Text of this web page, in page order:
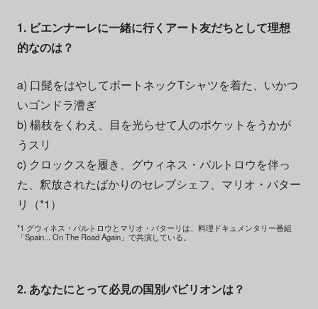
1. ビエンナーレに一緒に行くアート友だちとして理想
的なのは？
a) 口髭をはやしてボートネックTシャツを着た、いかつ
いゴンドラ漕ぎ
b) 楊枝をくわえ、目を光らせて人のポケットをうかが
うスリ
c) クロックスを履き、グウィネス・パルトロウを伴っ
た、釈放されたばかりのセレブシェフ、マリオ・バター
リ（*1）
*1 グウィネス・パルトロウとマリオ・バターリは、料理ドキュメンタリー番組
「Spain... On The Road Again」で共演している。
2. あなたにとって必見の国別パビリオンは？